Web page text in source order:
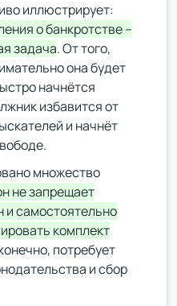
иллюстрирует:
о банкротстве –
задача. От того,
она будет
начнётся
избавится от
и начнёт
множество
не запрещает
и самостоятельно
комплект
потребует
и сбор